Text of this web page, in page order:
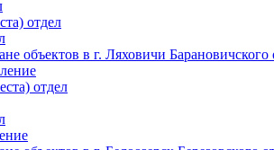
отдел
объектов в г. Ляховичи Барановичского
отдел